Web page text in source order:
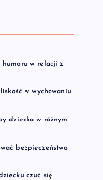
humoru w relacji z
w wychowaniu
dziecka w różnym
bezpieczeństwo
czuć się